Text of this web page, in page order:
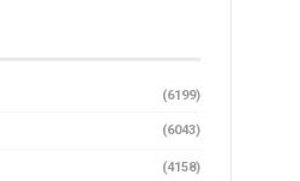
(6199)
(6043)
(4158)